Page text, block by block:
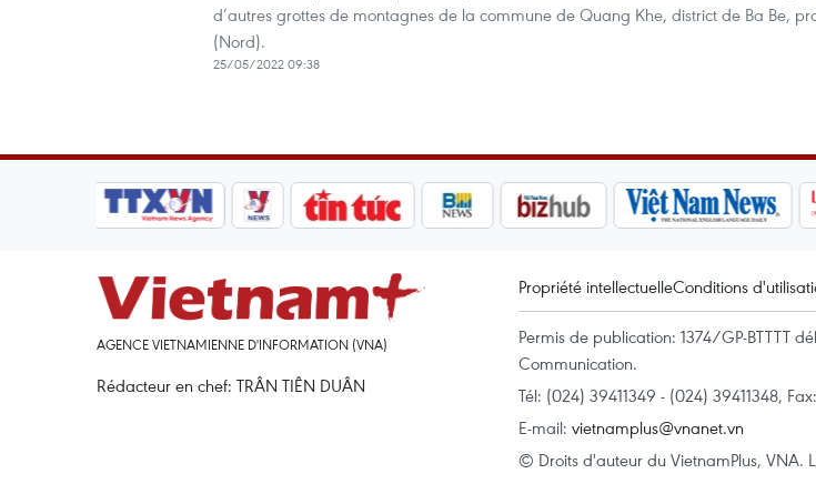
d’autres grottes de montagnes de la commune de Quang Khe, district de Ba Be,
(Nord).
25/05/2022 09:38
AGENCE VIETNAMIENNE D'INFORMATION (VNA)
Rédacteur en chef: TRÂN TIÊN DUÂN
Propriété intellectuelleConditions
Permis de publication: 1374/GP-BTTTT
Communication.
Tél: (024) 39411349 - (024) 39411348,
E-mail: vietnamplus@vnanet.vn
© Droits d'auteur du VietnamPlus, VNA.